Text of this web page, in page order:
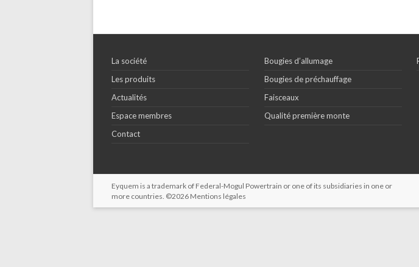
La société
Les produits
Actualités
Espace membres
Contact
Bougies d’allumage
Bougies de préchauffage
Faisceaux
Qualité première monte
Eyquem is a trademark of Federal-Mogul Powertrain or one of its subsidiaries in one or
more countries. ©2026 Mentions légales